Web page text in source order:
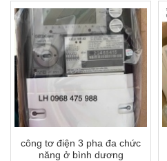
công tơ điện 3 pha đa chức
năng ở bình dương